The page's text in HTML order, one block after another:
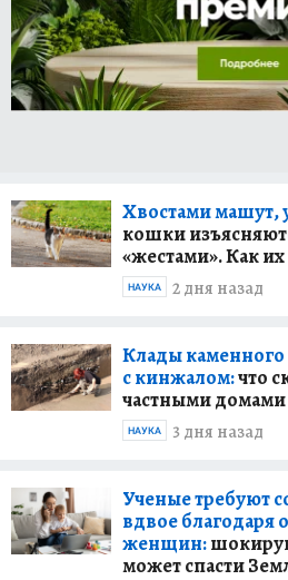
Хвостами машут,
кошки
«жестами». Как
2 дня назад
НАУКА
Клады каменного
с кинжалом:что
частными домами
3 дня назад
НАУКА
Ученые требуют
вдвое благодаря
женщин:
может спасти